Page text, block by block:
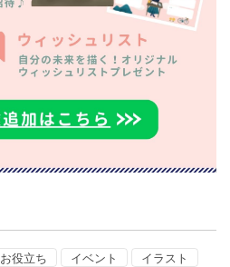
お役立ち イベント イラスト